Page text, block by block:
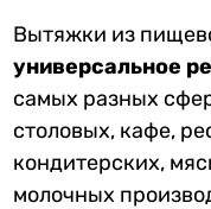
Вытяжки из
универсальное
самых разных
столовых, кафе,
кондитерских,
молочных